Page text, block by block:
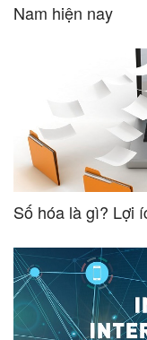
Nam hiện nay
Số hóa là gì? Lợi